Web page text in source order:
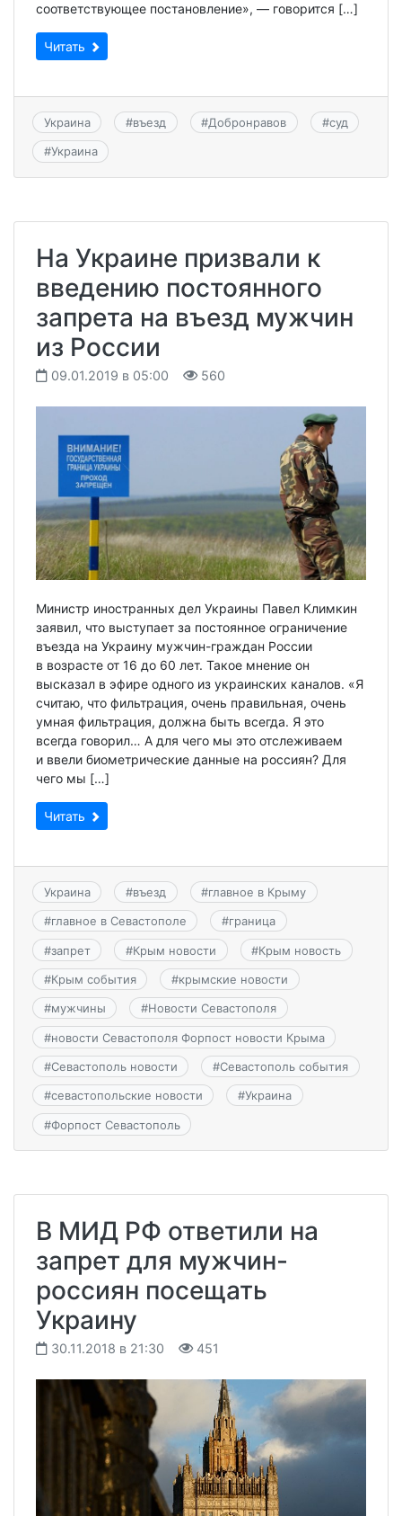
соответствующее постановление», — говорится […]
Читать
Украина #въезд #Добронравов #суд
#Украина
На Украине призвали к
введению постоянного
запрета на въезд мужчин
из России
09.01.2019 в 05:00 560
Министр иностранных дел Украины Павел Климкин
заявил, что выступает за постоянное ограничение
въезда на Украину мужчин-граждан России
в возрасте от 16 до 60 лет. Такое мнение он
высказал в эфире одного из украинских каналов. «Я
считаю, что фильтрация, очень правильная, очень
умная фильтрация, должна быть всегда. Я это
всегда говорил… А для чего мы это отслеживаем
и ввели биометрические данные на россиян? Для
чего мы […]
Читать
Украина #въезд #главное в Крыму
#главное в Севастополе #граница
#запрет #Крым новости #Крым новость
#Крым события #крымские новости
#мужчины #Новости Севастополя
#новости Севастополя Форпост новости Крыма
#Севастополь новости #Севастополь события
#севастопольские новости #Украина
#Форпост Севастополь
В МИД РФ ответили на
запрет для мужчин-
россиян посещать
Украину
30.11.2018 в 21:30 451